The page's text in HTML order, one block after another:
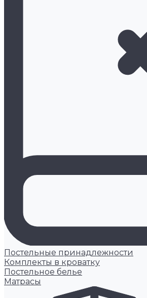
Постельные принадлежности
Комплекты в кроватку
Постельное белье
Матрасы